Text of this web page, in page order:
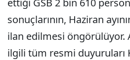
ettiği GSB 2 bin 610
sonuçlarının, Haziran
ilan edilmesi öngörülüyor.
ilgili tüm resmi duyuruları